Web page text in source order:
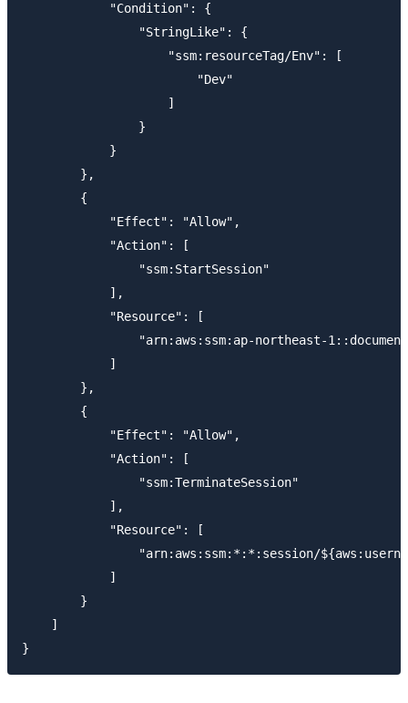
            "Condition": {
                "StringLike": {
                    "ssm:resourceTag/Env": [
                        "Dev"
                    ]
                }
            }
        },
        {
            "Effect": "Allow",
            "Action": [
                "ssm:StartSession"
            ],
            "Resource": [
"arn:aws:ssm:ap-northeast-
            ]
        },
        {
            "Effect": "Allow",
            "Action": [
                "ssm:TerminateSession"
            ],
            "Resource": [
"arn:aws:ssm:*:*:session/
            ]
        }
    ]